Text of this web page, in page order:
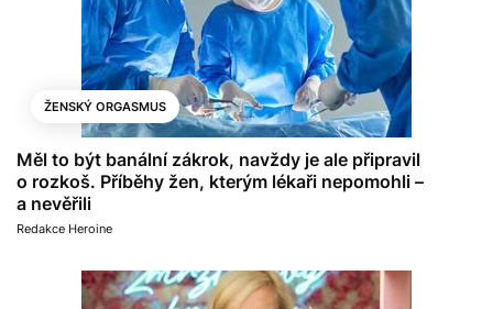
ŽENSKÝ ORGASMUS
Měl to být banální zákrok, navždy je ale připravil
o rozkoš. Příběhy žen, kterým lékaři nepomohli –
a nevěřili
Redakce Heroine